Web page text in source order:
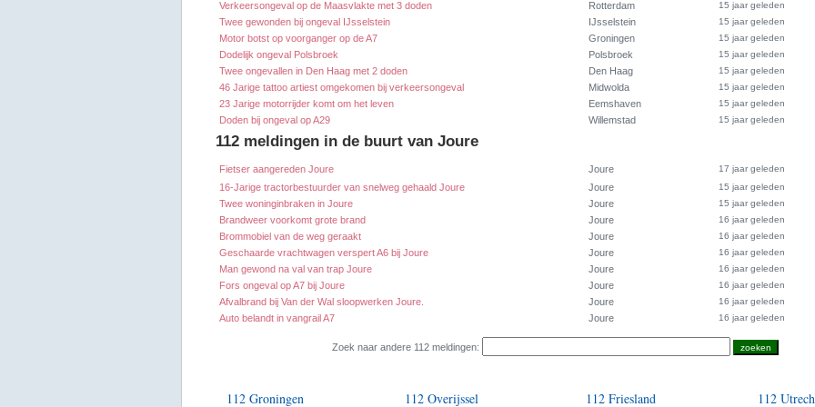
Verkeersongeval op de Maasvlakte met 3 doden Rotterdam 15 jaar geleden
Twee gewonden bij ongeval IJsselstein IJsselstein 15 jaar geleden
Motor botst op voorganger op de A7 Groningen 15 jaar geleden
Dodelijk ongeval Polsbroek Polsbroek 15 jaar geleden
Twee ongevallen in Den Haag met 2 doden Den Haag 15 jaar geleden
46 Jarige tattoo artiest omgekomen bij verkeersongeval Midwolda 15 jaar geleden
23 Jarige motorrijder komt om het leven Eemshaven 15 jaar geleden
Doden bij ongeval op A29 Willemstad 15 jaar geleden
112 meldingen in de buurt van Joure
Fietser aangereden Joure Joure 17 jaar geleden
16-Jarige tractorbestuurder van snelweg gehaald Joure Joure 15 jaar geleden
Twee woninginbraken in Joure Joure 15 jaar geleden
Brandweer voorkomt grote brand Joure 16 jaar geleden
Brommobiel van de weg geraakt Joure 16 jaar geleden
Geschaarde vrachtwagen verspert A6 bij Joure Joure 16 jaar geleden
Man gewond na val van trap Joure Joure 16 jaar geleden
Fors ongeval op A7 bij Joure Joure 16 jaar geleden
Afvalbrand bij Van der Wal sloopwerken Joure. Joure 16 jaar geleden
Auto belandt in vangrail A7 Joure 16 jaar geleden
Zoek naar andere 112 meldingen:
112 Groningen 112 Overijssel 112 Friesland 112